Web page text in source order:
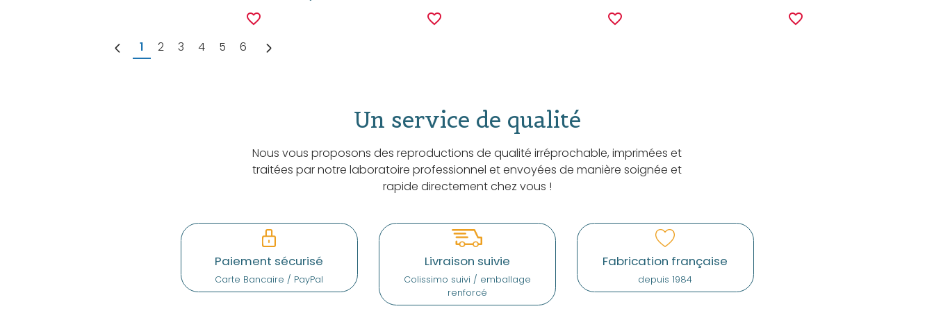
favorite_border favorite_border favorite_border favorite_border
1 2 3 4 5 6
Un service de qualité
Nous vous proposons des reproductions de qualité irréprochable, imprimées et
traitées par notre laboratoire professionnel et envoyées de manière soignée et
rapide directement chez vous !
Paiement sécurisé
Carte Bancaire / PayPal
Livraison suivie
Colissimo suivi / emballage
renforcé
Fabrication française
depuis 1984